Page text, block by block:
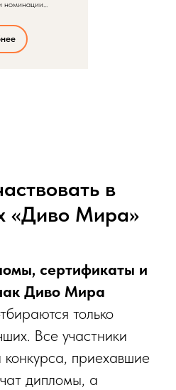
номинации...
в
«Диво Мира»
сертификаты и
Диво Мира
только
Все участники
конкурса, приехавшие
дипломы, а